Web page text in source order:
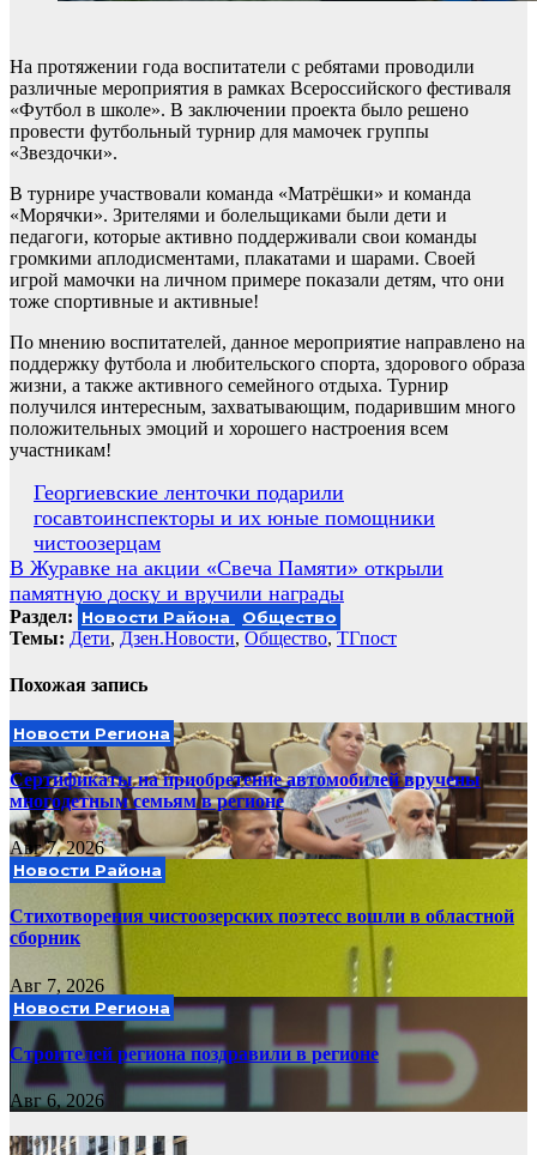
️На протяжении года воспитатели с ребятами проводили
различные мероприятия в рамках Всероссийского фестиваля
«Футбол в школе». В заключении проекта было решено
провести футбольный турнир для мамочек группы
«Звездочки».
В турнире участвовали команда «Матрёшки» и команда
«Морячки». Зрителями и болельщиками были дети и
педагоги, которые активно поддерживали свои команды
громкими аплодисментами, плакатами и шарами. Своей
игрой мамочки на личном примере показали детям, что они
тоже спортивные и активные!
По мнению воспитателей, данное мероприятие направлено на
поддержку футбола и любительского спорта, здорового образа
жизни, а также активного семейного отдыха. Турнир
получился интересным, захватывающим, подарившим много
положительных эмоций и хорошего настроения всем
участникам!
Навигация
по
записям
Георгиевские ленточки подарили
госавтоинспекторы и их юные помощники
чистоозерцам
В Журавке на акции «Свеча Памяти» открыли
памятную доску и вручили награды
Раздел: Новости Района Общество
Темы: Дети, Дзен.Новости, Общество, ТГпост
Похожая запись
Новости Региона
Сертификаты на приобретение автомобилей вручены
многодетным семьям в регионе
Авг 7, 2026
Новости Района
Стихотворения чистоозерских поэтесс вошли в областной
сборник
Авг 7, 2026
Новости Региона
Строителей региона поздравили в регионе
Авг 6, 2026